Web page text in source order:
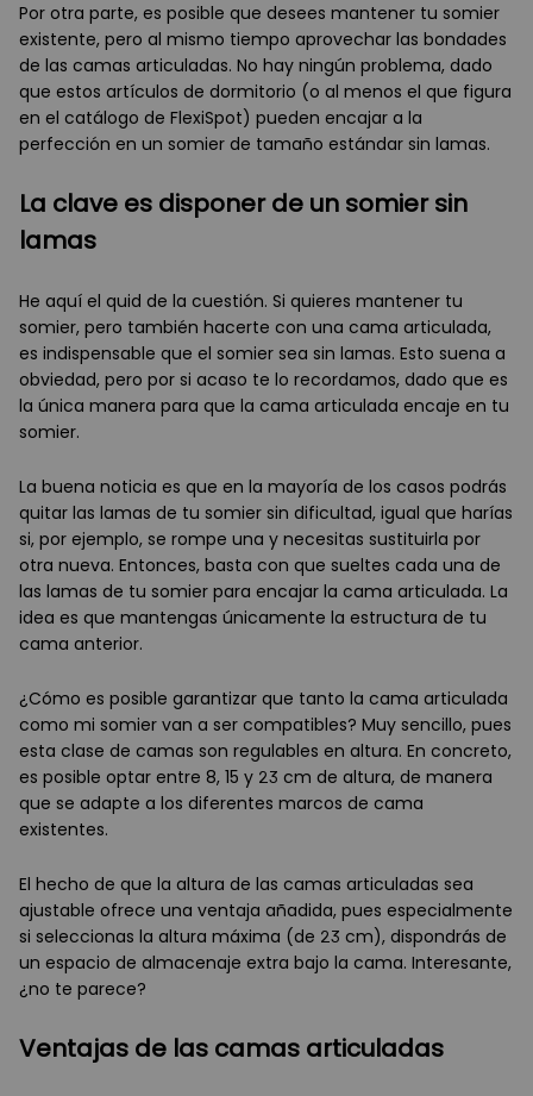
Por otra parte, es posible que desees mantener tu somier
existente, pero al mismo tiempo aprovechar las bondades
de las camas articuladas. No hay ningún problema, dado
que estos artículos de dormitorio (o al menos el que figura
en el catálogo de FlexiSpot) pueden encajar a la
perfección en un somier de tamaño estándar sin lamas.
La clave es disponer de un somier sin
lamas
He aquí el quid de la cuestión. Si quieres mantener tu
somier, pero también hacerte con una cama articulada,
es indispensable que el somier sea sin lamas. Esto suena a
obviedad, pero por si acaso te lo recordamos, dado que es
la única manera para que la cama articulada encaje en tu
somier.
La buena noticia es que en la mayoría de los casos podrás
quitar las lamas de tu somier sin dificultad, igual que harías
si, por ejemplo, se rompe una y necesitas sustituirla por
otra nueva. Entonces, basta con que sueltes cada una de
las lamas de tu somier para encajar la cama articulada. La
idea es que mantengas únicamente la estructura de tu
cama anterior.
¿Cómo es posible garantizar que tanto la cama articulada
como mi somier van a ser compatibles? Muy sencillo, pues
esta clase de camas son regulables en altura. En concreto,
es posible optar entre 8, 15 y 23 cm de altura, de manera
que se adapte a los diferentes marcos de cama
existentes.
El hecho de que la altura de las camas articuladas sea
ajustable ofrece una ventaja añadida, pues especialmente
si seleccionas la altura máxima (de 23 cm), dispondrás de
un espacio de almacenaje extra bajo la cama. Interesante,
¿no te parece?
Ventajas de las camas articuladas